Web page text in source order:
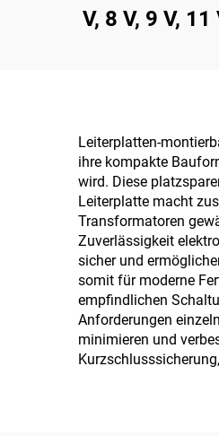
V, 8 V, 9 V, 11
Leiterplatten-
ihre kompakte
wird. Diese
Leiterplatte macht
Transformatoren
Zuverlässigkeit
sicher und
somit für moderne
empfindlichen
Anforderungen
minimieren und